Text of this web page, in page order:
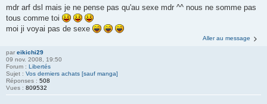
mdr arf dsl mais je ne pense pas qu'au sexe mdr ^^ nous ne somme pas
tous comme toi
moi ji voyai pas de sexe
Aller au message
par eikichi29
09 nov. 2008, 19:50
Forum : Libertés
Sujet : Vos derniers achats [sauf manga]
Réponses : 508
Vues : 809532